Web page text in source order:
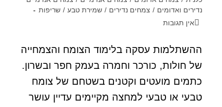
נדירים ואדומים / צמחים נדירים / שמירת טבע / שריפות
אין תגובות
ההשתלמות עסקה בלימוד הצומח והצמחייה
של חולות, כורכר וחמרה בעמק חפר ובשרון.
כתמים מועטים וקטנים בשטחם של צומח
טבעי או טבעי למחצה מקיימים עדיין עושר